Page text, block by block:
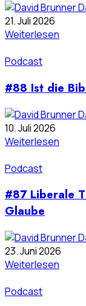
21. Juli 2026
Weiterlesen
Podcast
#88 Ist die
10. Juli 2026
Weiterlesen
Podcast
#87 Liberale
Glaube
23. Juni 2026
Weiterlesen
Podcast